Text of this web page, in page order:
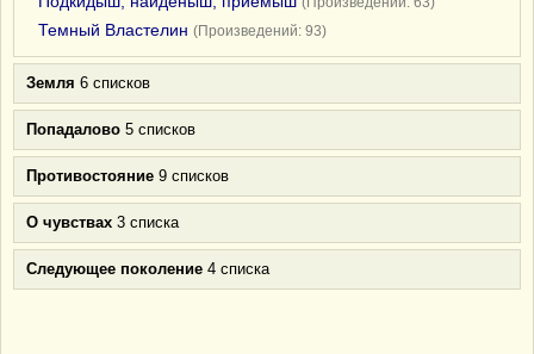
Темный Властелин (Произведений: 93)
Земля 6 списков
Попадалово 5 списков
Противостояние 9 списков
О чувствах 3 списка
Следующее поколение 4 списка